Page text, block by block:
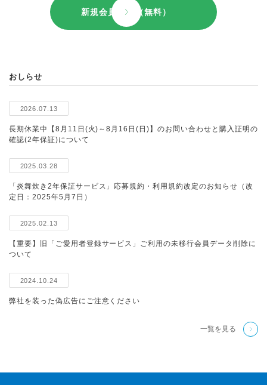
新規会員登録（無料）
おしらせ
2026.07.13
長期休業中【8月11日(火)～8月16日(日)】のお問い合わせと購入証明の
確認(2年保証)について
2025.03.28
「炎舞炊き2年保証サービス」応募規約・利用規約改定のお知らせ（改
定日：2025年5月7日）
2025.02.13
【重要】旧「ご愛用者登録サービス」ご利用の未移行会員データ削除に
ついて
2024.10.24
弊社を装った偽広告にご注意ください
一覧を見る